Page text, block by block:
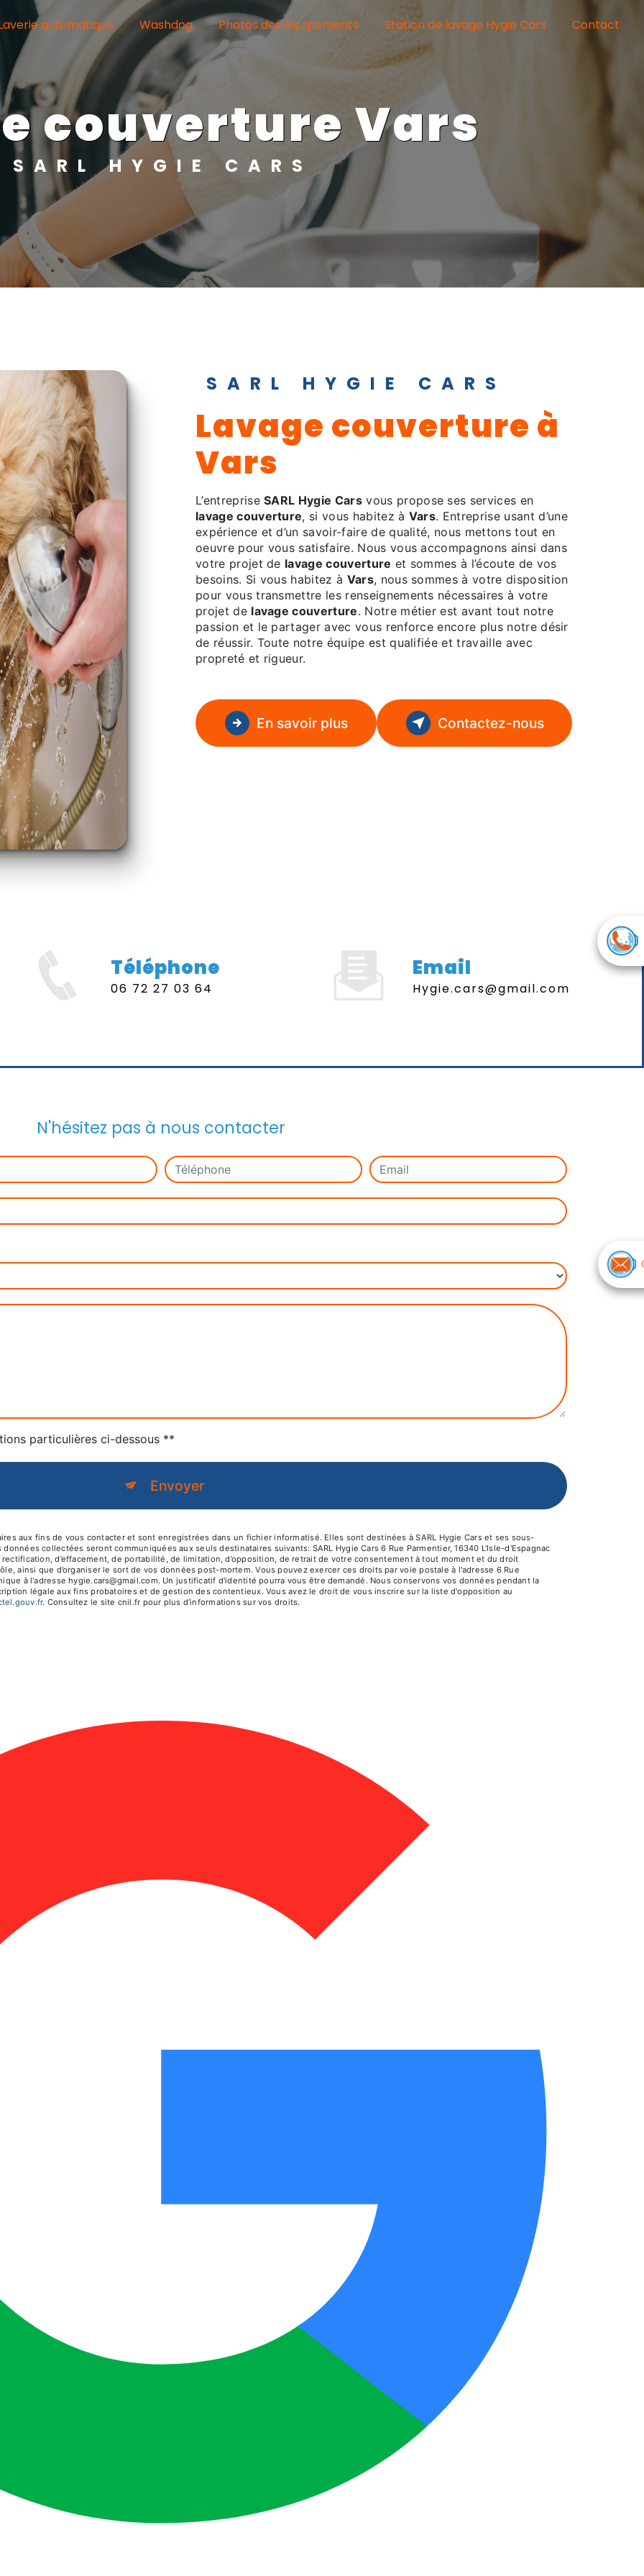
automatique Washdog Photos des équipements Station de lavage Hygie Cars Contact
couverture Vars
SARL HYGIE CARS
SARL HYGIE CARS
lavage couverture à
Vars
L’entrepriseSARL Hygie Carsvous propose ses services en
lavage couverture, si vous habitez à Vars. Entreprise usant d’une
expérience et d’un savoir-faire de qualité, nous mettons tout en
oeuvre pour vous satisfaire. Nous vous accompagnons ainsi dans
votre projet de lavage couverture et sommes à l’écoute de vos
besoins. Si vous habitez à Vars, nous sommes à votre disposition
pour vous transmettre les renseignements nécessaires à votre
projet de lavage couverture. Notre métier est avant tout notre
passion et le partager avec vous renforce encore plus notre désir
de réussir. Toute notre équipe est qualifiée et travaille avec
propreté et rigueur.
En savoir plus Contactez-nous
Téléphone
06 72 27 03 64
Email
hygie.cars@gmail.com
N'hésitez pas à nous contacter
particulières ci-dessous **
Envoyer
aux fins de vous contacter et sont enregistrées dans un fichier informatisé. Elles sont destinées à SARL Hygie Cars et ses sous-
collectées seront communiquées aux seuls destinataires suivants: SARL Hygie Cars 6 Rue Parmentier, 16340 L'Isle-d'Espagnac
rectification, d’effacement, de portabilité, de limitation, d’opposition, de retrait de votre consentement à tout moment et du droit
ainsi que d’organiser le sort de vos données post-mortem. Vous pouvez exercer ces droits par voie postale à l'adresse 6 Rue
à l'adresse hygie.cars@gmail.com. Un justificatif d'identité pourra vous être demandé. Nous conservons vos données pendant la
légale aux fins probatoires et de gestion des contentieux. Vous avez le droit de vous inscrire sur la liste d'opposition au
. Consultez le site cnil.fr pour plus d’informations sur vos droits.